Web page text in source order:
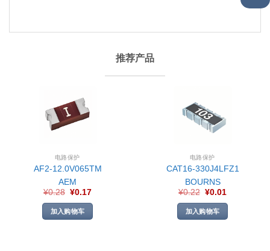
推荐产品
电路保护
AF2-12.0V065TM
AEM
¥0.28 ¥0.17
加入购物车
电路保护
CAT16-330J4LFZ1
BOURNS
¥0.22 ¥0.01
加入购物车